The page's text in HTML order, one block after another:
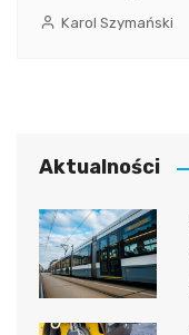
Karol Szymański
Aktualności